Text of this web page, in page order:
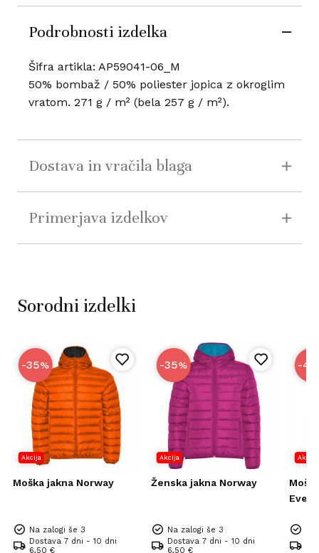
Podrobnosti izdelka
Šifra artikla: AP59041-06_M
50% bombaž / 50% poliester jopica z okroglim
vratom. 271 g / m² (bela 257 g / m²).
Dostava in vračila blaga
Primerjava izdelkov
Sorodni izdelki
-35%
Akcija
Moška jakna Norway
Na zalogi še 3
Dostava 7 dni - 10 dni
6,50 €
-35%
Akcija
Ženska jakna Norway
Na zalogi še 3
Dostava 7 dni - 10 dni
6,50 €
-40
Akcija